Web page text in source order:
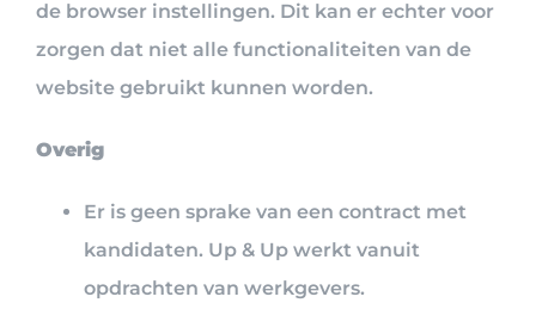
de browser instellingen. Dit kan er echter voor
zorgen dat niet alle functionaliteiten van de
website gebruikt kunnen worden.
Overig
Er is geen sprake van een contract met
kandidaten. Up & Up werkt vanuit
opdrachten van werkgevers.